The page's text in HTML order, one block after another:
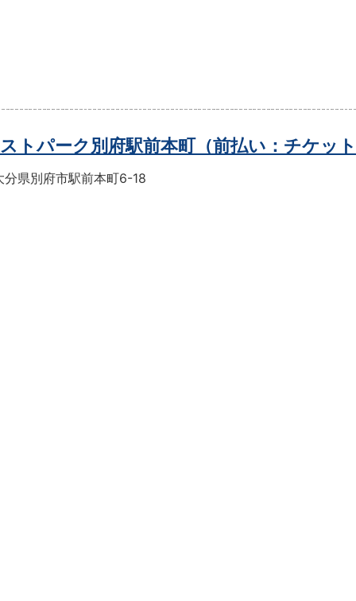
ストパーク別府駅前本町（前払い：チケッ
分県別府市駅前本町6-18